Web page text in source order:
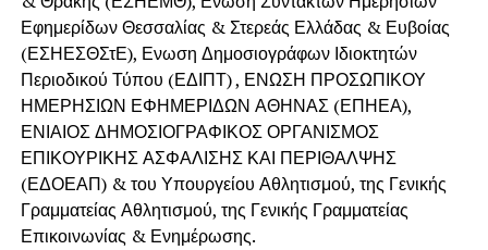
Εφημερίδων Θεσσαλίας & Στερεάς Ελλάδας & Ευβοίας
(ΕΣΗΕΣΘΣτΕ), Ενωση Δημοσιογράφων Ιδιοκτητών
Περιοδικού Τύπου (ΕΔΙΠΤ) , ΕΝΩΣΗ ΠΡΟΣΩΠΙΚΟΥ
ΗΜΕΡΗΣΙΩΝ ΕΦΗΜΕΡΙΔΩΝ ΑΘΗΝΑΣ (ΕΠΗΕΑ),
ΕΝΙΑΙΟΣ ΔΗΜΟΣΙΟΓΡΑΦΙΚΟΣ ΟΡΓΑΝΙΣΜΟΣ
ΕΠΙΚΟΥΡΙΚΗΣ ΑΣΦΑΛΙΣΗΣ ΚΑΙ ΠΕΡΙΘΑΛΨΗΣ
(ΕΔΟΕΑΠ) & του Υπουργείου Αθλητισμού, της Γενικής
Γραμματείας Αθλητισμού, της Γενικής Γραμματείας
Επικοινωνίας & Ενημέρωσης.